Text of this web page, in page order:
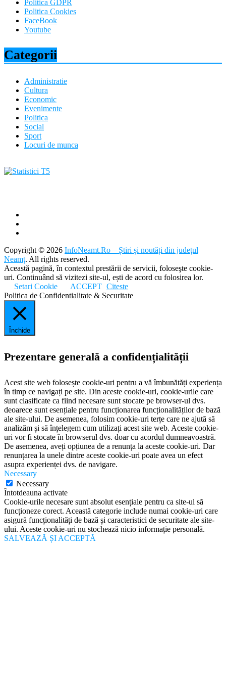
Politica GDPR
Politica Cookies
FaceBook
Youtube
Categorii
Administratie
Cultura
Economic
Evenimente
Politica
Social
Sport
Locuri de munca
Copyright © 2026 InfoNeamt.Ro – Știri și noutăți din județul
Neamț. All rights reserved.
Această pagină, în contextul prestării de servicii, foloseşte cookie-
uri. Continuând să vizitezi site-ul, ești de acord cu folosirea lor.
Setari Cookie
ACCEPT Citeste
Politica de Confidentialitate & Securitate
Închide
Prezentare generală a confidențialității
Acest site web folosește cookie-uri pentru a vă îmbunătăți experiența
în timp ce navigați pe site. Din aceste cookie-uri, cookie-urile care
sunt clasificate ca fiind necesare sunt stocate pe browser-ul dvs.
deoarece sunt esențiale pentru funcționarea funcționalităților de bază
ale site-ului. De asemenea, folosim cookie-uri terțe care ne ajută să
analizăm și să înțelegem cum utilizați acest site web. Aceste cookie-
uri vor fi stocate în browserul dvs. doar cu acordul dumneavoastră.
De asemenea, aveți opțiunea de a renunța la aceste cookie-uri. Dar
renunțarea la unele dintre aceste cookie-uri poate avea un efect
asupra experienței dvs. de navigare.
Necessary
Necessary
Întotdeauna activate
Cookie-urile necesare sunt absolut esențiale pentru ca site-ul să
funcționeze corect. Această categorie include numai cookie-uri care
asigură funcționalități de bază și caracteristici de securitate ale site-
ului. Aceste cookie-uri nu stochează nicio informație personală.
SALVEAZĂ ȘI ACCEPTĂ